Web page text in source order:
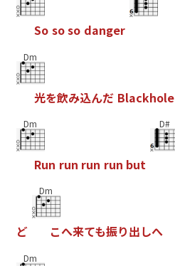
So soso danger
Dm
光を飲み込んだ Blackhole
Dm
Run run run run but
D#
ど
Dm
こへ来ても振り出しへ
Dm